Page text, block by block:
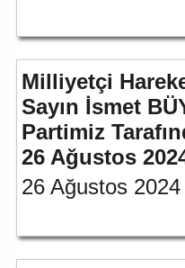
Milliyetçi
Sayın İsmet
Partimiz
26 Ağustos
26 Ağustos 2024